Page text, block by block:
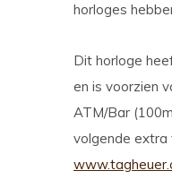
horloges
Dit horloge
en is voorzien
ATM/Bar
volgende extra